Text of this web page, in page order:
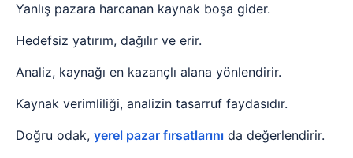
Yanlış pazara harcanan kaynak boşa gider.
Hedefsiz yatırım, dağılır ve erir.
Analiz, kaynağı en kazançlı alana yönlendirir.
Kaynak verimliliği, analizin tasarruf faydasıdır.
Doğru odak, yerel pazar fırsatlarını da değerlendirir.